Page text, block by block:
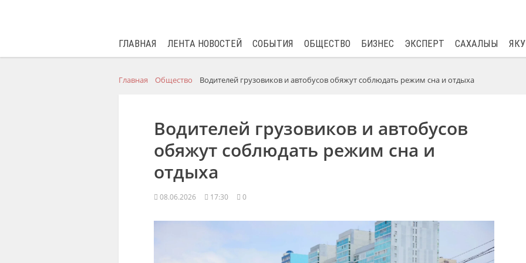
ГЛАВНАЯ ЛЕНТА НОВОСТЕЙ СОБЫТИЯ ОБЩЕСТВО БИЗНЕС ЭКСПЕРТ САХАЛЫЫ
Главная Общество Водителей грузовиков и автобусов обяжут соблюдать режим сна и отдыха
Водителей грузовиков и автобусов
обяжут соблюдать режим сна и
отдыха
08.06.2026 17:30 0